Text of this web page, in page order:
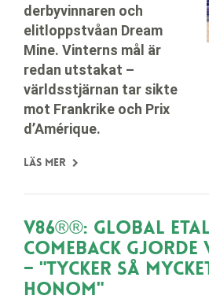
derbyvinnaren och
elitloppstvåan Dream
Mine. Vinterns mål är
redan utstakat –
världsstjärnan tar sikte
mot Frankrike och Prix
d’Amérique.
Läs mer
V86®®: Global
comeback
– "Tycker så
honom"